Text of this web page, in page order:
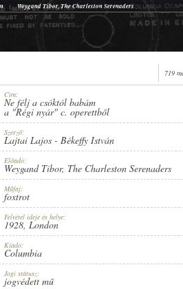
Weygand Tibor, The Charleston Serenaders
719
Cím:
Ne félj a csóktól babám
a "Régi nyár" c. operettből
Szerző:
Lajtai Lajos - Békeffy István
Előadó:
Weygand Tibor, The Charleston Serenaders
Műfaj:
foxtrot
Felvétel ideje és helye:
1928, London
Kiadó:
Columbia
Jogi státusz:
jogvédett mű